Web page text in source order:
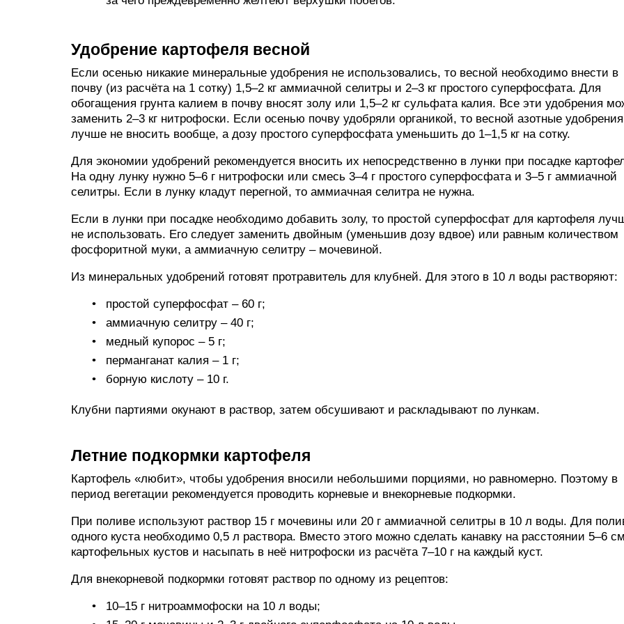
Удобрение картофеля весной
Если осенью никакие минеральные удобрения не использовались, то весной необходимо внести в
почву (из расчёта на 1 сотку) 1,5–2 кг аммиачной селитры и 2–3 кг простого суперфосфата. Для
обогащения грунта калием в почву вносят золу или 1,5–2 кг сульфата калия. Все эти удобрения
заменить 2–3 кг нитрофоски. Если осенью почву удобряли органикой, то весной азотные удобрения
лучше не вносить вообще, а дозу простого суперфосфата уменьшить до 1–1,5 кг на сотку.
Для экономии удобрений рекомендуется вносить их непосредственно в лунки при посадке
На одну лунку нужно 5–6 г нитрофоски или смесь 3–4 г простого суперфосфата и 3–5 г аммиачной
селитры. Если в лунку кладут перегной, то аммиачная селитра не нужна.
Если в лунки при посадке необходимо добавить золу, то простой суперфосфат для картофеля
не использовать. Его следует заменить двойным (уменьшив дозу вдвое) или равным количеством
фосфоритной муки, а аммиачную селитру – мочевиной.
Из минеральных удобрений готовят протравитель для клубней. Для этого в 10 л воды растворяют:
простой суперфосфат – 60 г;
аммиачную селитру – 40 г;
медный купорос – 5 г;
перманганат калия – 1 г;
борную кислоту – 10 г.
Клубни партиями окунают в раствор, затем обсушивают и раскладывают по лункам.
Летние подкормки картофеля
Картофель «любит», чтобы удобрения вносили небольшими порциями, но равномерно. Поэтому в
период вегетации рекомендуется проводить корневые и внекорневые подкормки.
При поливе используют раствор 15 г мочевины или 20 г аммиачной селитры в 10 л воды. Для
одного куста необходимо 0,5 л раствора. Вместо этого можно сделать канавку на расстоянии 5–6
картофельных кустов и насыпать в неё нитрофоски из расчёта 7–10 г на каждый куст.
Для внекорневой подкормки готовят раствор по одному из рецептов:
10–15 г нитроаммофоски на 10 л воды;